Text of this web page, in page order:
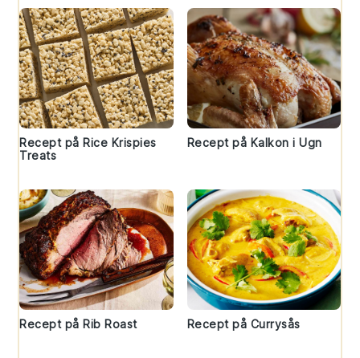
Recept på Rice Krispies
Treats
Recept på Kalkon i Ugn
Recept på Rib Roast Recept på Currysås